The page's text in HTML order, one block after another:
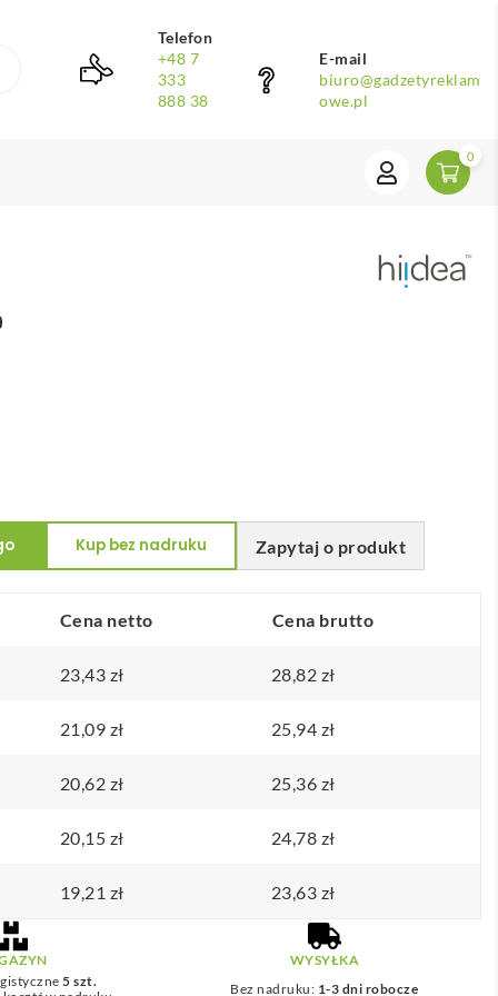
Telefon
+48 7
333
888 38
E-mail
biuro@gadzetyreklam
owe.pl
0
Zapytaj o produkt
Kup bez nadruku
Cena netto Cena brutto
23,43 zł 28,82 zł
21,09 zł 25,94 zł
20,62 zł 25,36 zł
20,15 zł 24,78 zł
19,21 zł 23,63 zł
5 szt.
WYSYŁKA
Bez nadruku: 1-3 dni robocze